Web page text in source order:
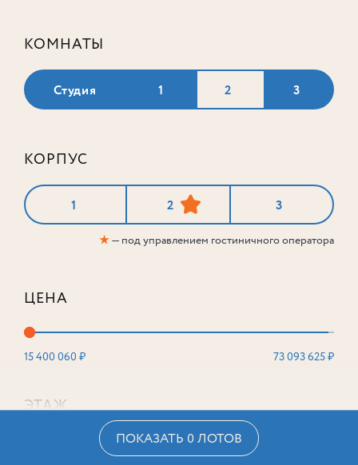
КОМНАТЫ
Студия 1 2 3
КОРПУС
1 2 3
★— под управлением гостиничного оператора
ЦЕНА
15 400 060 ₽ 73 093 625 ₽
ЭТАЖ
ПОКАЗАТЬ 0 ЛОТОВ